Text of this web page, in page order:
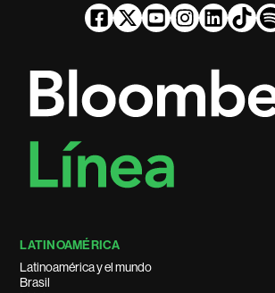
LATINOAMÉRICA
Latinoamérica y el mundo
Brasil